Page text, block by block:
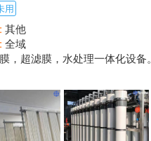
用
其他
全域
，超滤膜，水处理一体化设备。